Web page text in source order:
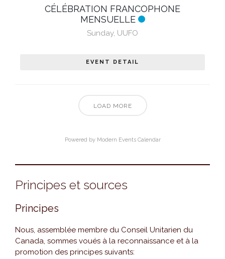
CÉLÉBRATION FRANCOPHONE
MENSUELLE
Sunday, UUFO
EVENT DETAIL
LOAD MORE
Powered by Modern Events Calendar
Principes et sources
Principes
Nous, assemblée membre du Conseil Unitarien du
Canada, sommes voués à la reconnaissance et à la
promotion des principes suivants: